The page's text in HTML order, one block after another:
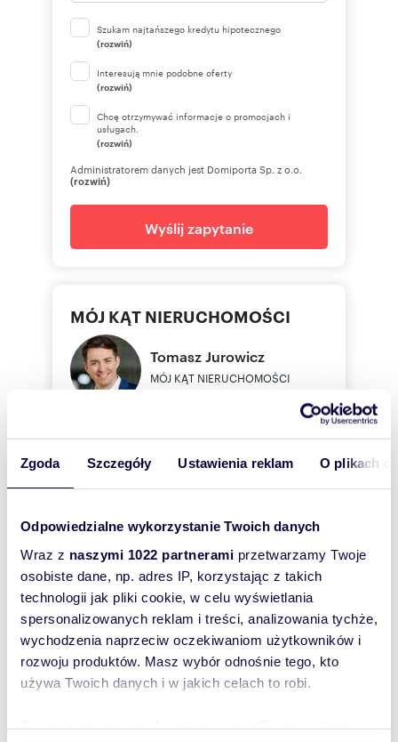
Zgoda Szczegóły Ustawienia reklam O plikach
Odpowiedzialne wykorzystanie Twoich danych
Wraz z naszymi 1022 partnerami przetwarzamy Twoje
osobiste dane, np. adres IP, korzystając z takich
technologii jak pliki cookie, w celu wyświetlania
spersonalizowanych reklam i treści, analizowania tychże,
wychodzenia naprzeciw oczekiwaniom użytkowników i
rozwoju produktów. Masz wybór odnośnie tego, kto
używa Twoich danych i w jakich celach to robi.
Szukam najtańszego kredytu hipotecznego
(rozwiń)
Interesują mnie podobne oferty
(rozwiń)
Chcę otrzymywać informacje o promocjach i
usługach.
(rozwiń)
Administratorem danych jest Domiporta Sp. z o.o.
(rozwiń)
Wyślij zapytanie
MÓJ KĄT NIERUCHOMOŚCI
TomaszJurowicz
MÓJ KĄT NIERUCHOMOŚCI
732665 Pokaż telefon
Zostaw telefon, oddzwonimy
Zatwierdź